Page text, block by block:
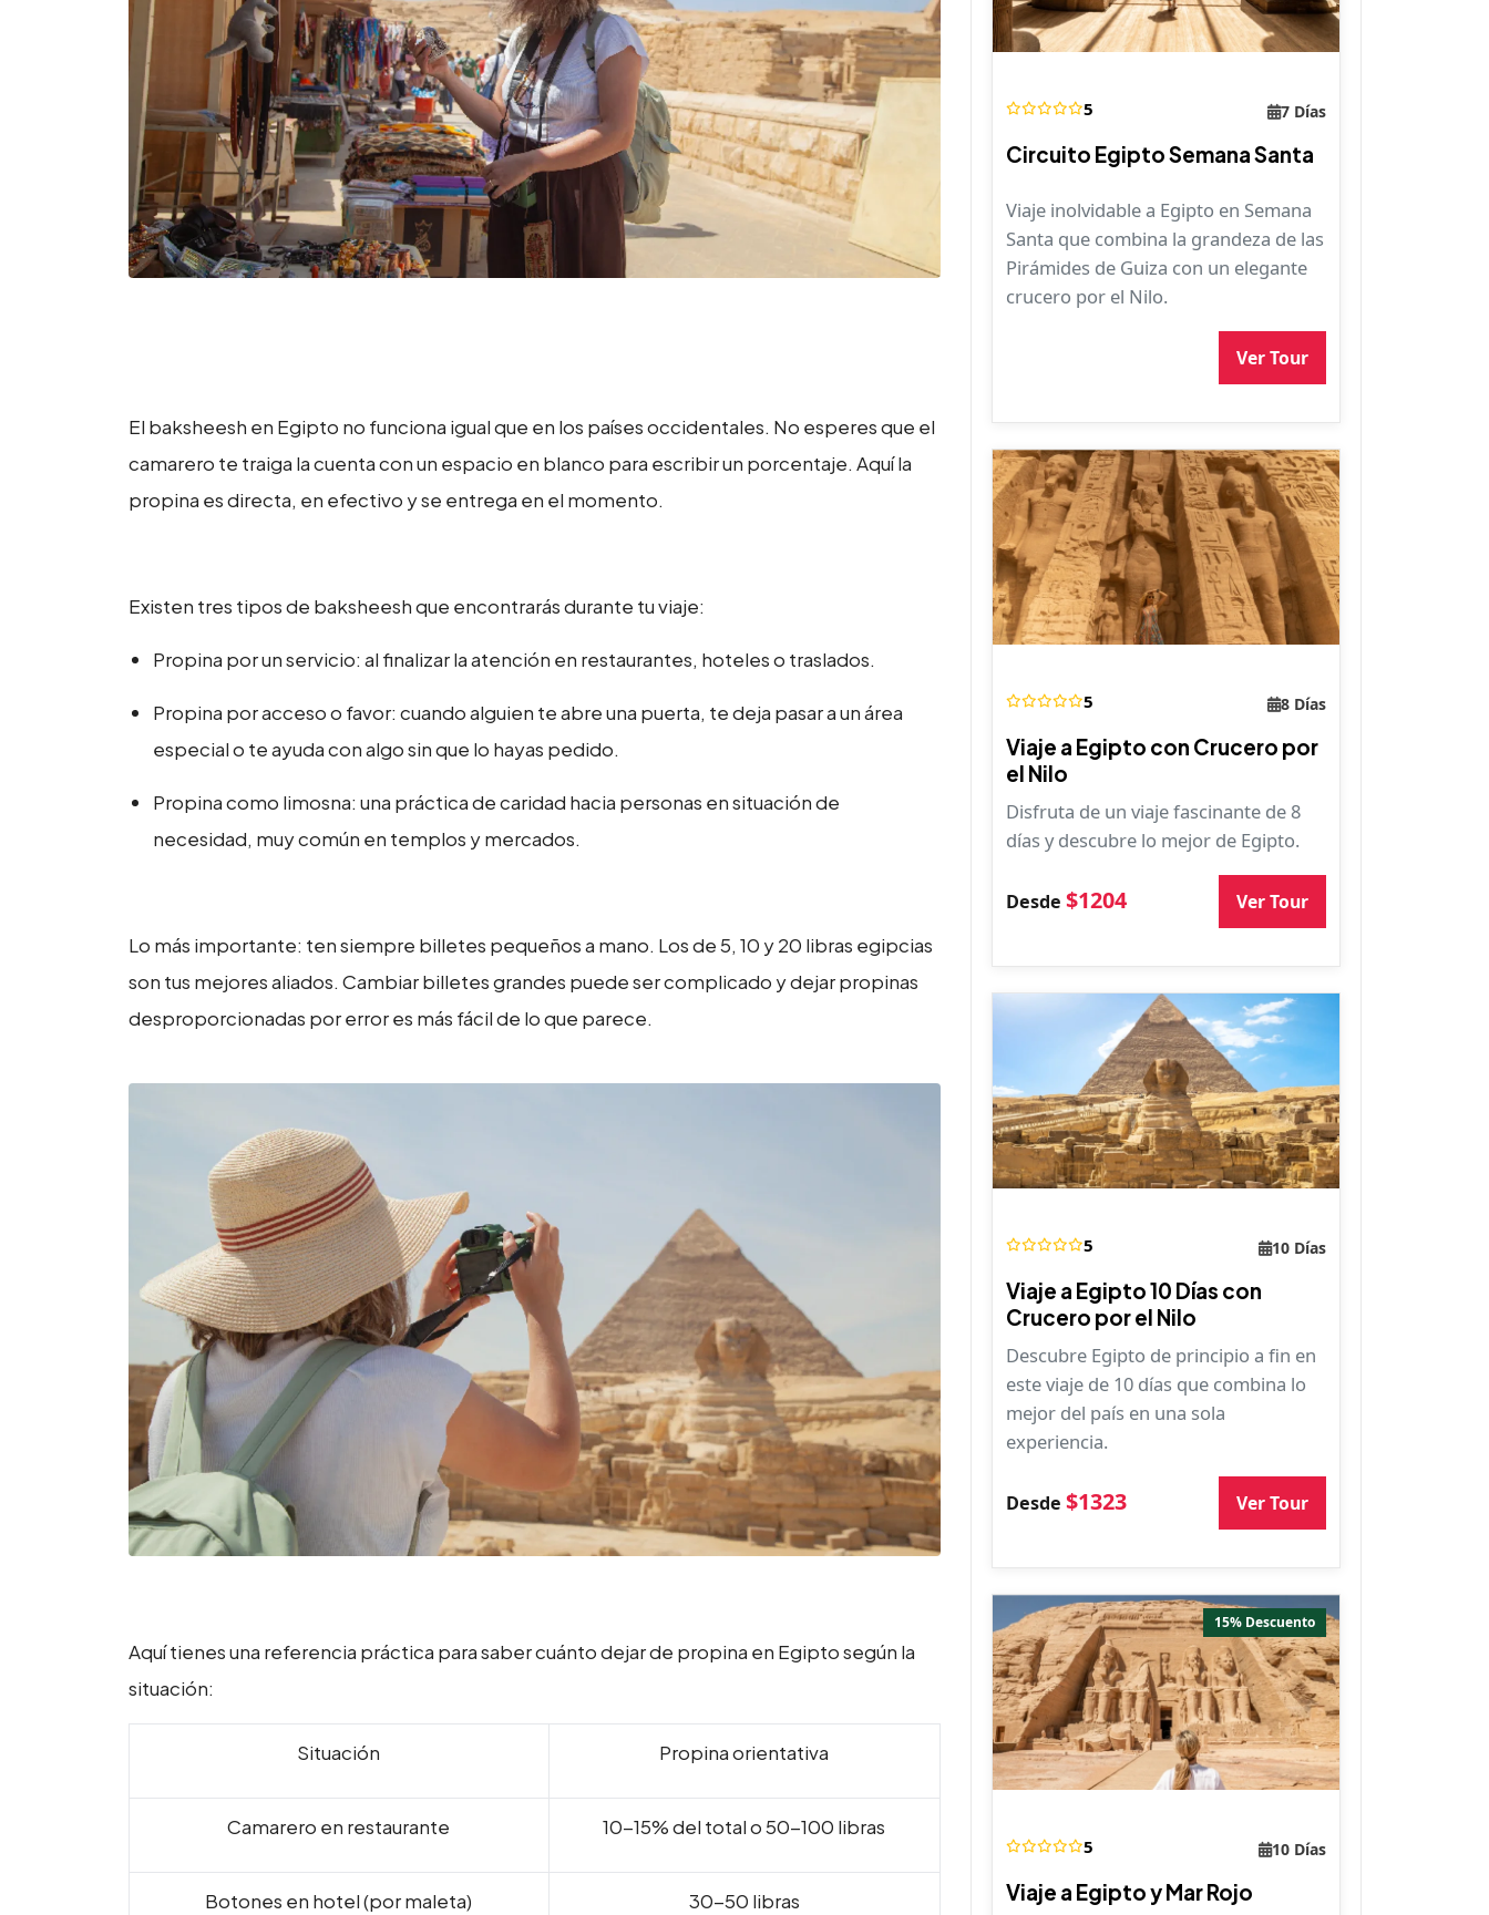
El baksheesh en Egipto no funciona igual que en los países occidentales. No esperes que el
camarero te traiga la cuenta con un espacio en blanco para escribir un porcentaje. Aquí la
propina es directa, en efectivo y se entrega en el momento.
Existen tres tipos de baksheesh que encontrarás durante tu viaje:
Propina por un servicio: al finalizar la atención en restaurantes, hoteles o traslados.
Propina por acceso o favor: cuando alguien te abre una puerta, te deja pasar a un área
especial o te ayuda con algo sin que lo hayas pedido.
Propina como limosna: una práctica de caridad hacia personas en situación de
necesidad, muy común en templos y mercados.
Lo más importante: ten siempre billetes pequeños a mano. Los de 5, 10 y 20 libras egipcias
son tus mejores aliados. Cambiar billetes grandes puede ser complicado y dejar propinas
desproporcionadas por error es más fácil de lo que parece.
Aquí tienes una referencia práctica para saber cuánto dejar de propina en Egipto según la
situación:
Situación Propina orientativa
Camarero en restaurante 10-15% del total o 50-100 libras
Botones en hotel (por maleta) 30-50 libras
5 7 Días
Circuito Egipto Semana Santa
Viaje inolvidable a Egipto en Semana
Santa que combina la grandeza de las
Pirámides de Guiza con un elegante
crucero por el Nilo.
Ver Tour
5 8 Días
Viaje a Egipto con Crucero por
el Nilo
Disfruta de un viaje fascinante de 8
días y descubre lo mejor de Egipto.
Desde $1204 Ver Tour
5 10 Días
Viaje a Egipto 10 Días con
Crucero por el Nilo
Descubre Egipto de principio a fin en
este viaje de 10 días que combina lo
mejor del país en una sola
experiencia.
Desde $1323 Ver Tour
15% Descuento
5 10 Días
Viaje a Egipto y Mar Rojo